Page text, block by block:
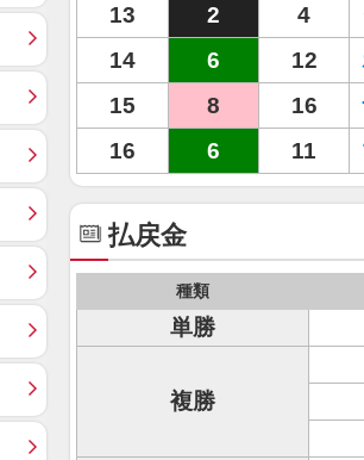
13
2 4
14
6 12
15
8 16
16
6 11
払戻金
種類
単勝
複勝